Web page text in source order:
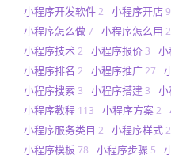
小程序开发软件2 小程序开店9
小程序怎么做7 小程序怎么用 2
小程序技术 2 小程序报价 3 小
小程序排名 2 小程序推广27
小程序搜索 3 小程序搭建 3 小
小程序教程 113 小程序方案2
小程序服务类目 2 小程序样式2
小程序模板 78 小程序步骤 5